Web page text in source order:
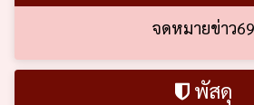
จดหมายข่าว69
พัสดุ